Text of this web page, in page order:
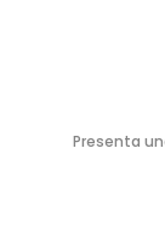
Presenta